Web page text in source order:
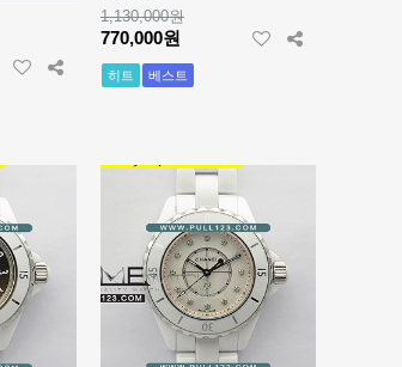
1,130,000원
770,000원
히트 베스트